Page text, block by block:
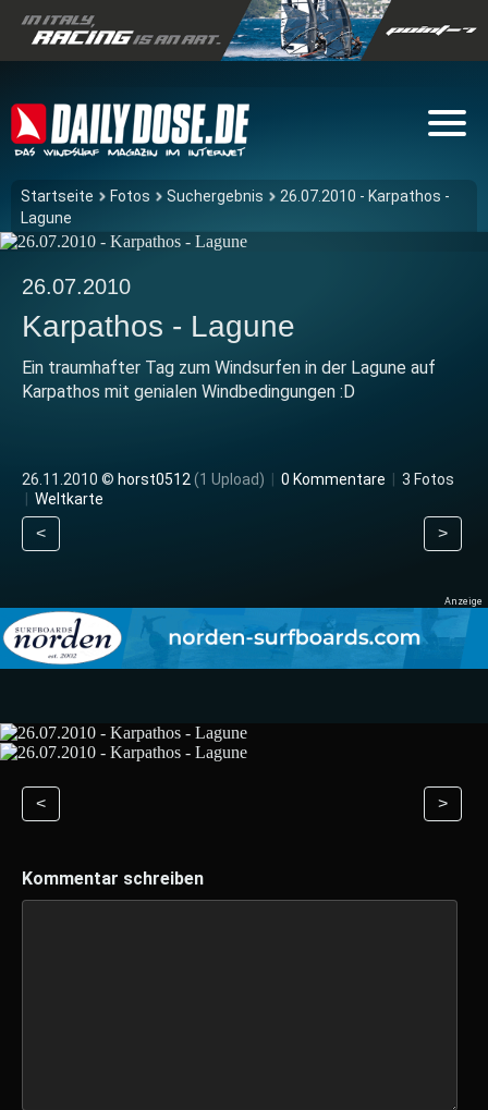
Startseite Fotos Suchergebnis
26.07.2010 - Karpathos -
Lagune
26.07.2010
Karpathos - Lagune
Ein traumhafter Tag zum Windsurfen in der Lagune auf
Karpathos mit genialen Windbedingungen :D
26.11.2010 © horst0512 (1 Upload) 0 Kommentare
3 Fotos
Weltkarte
< >
< >
Kommentar schreiben